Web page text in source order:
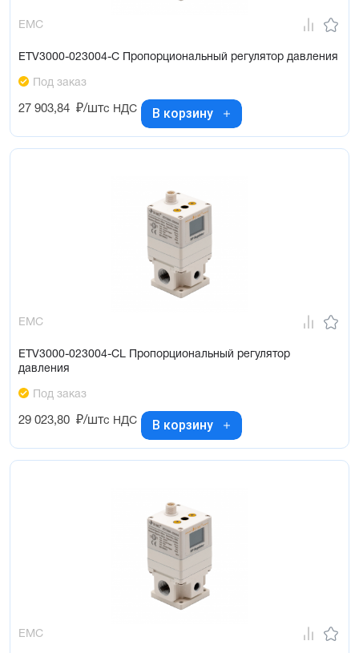
EMC
ETV3000-023004-C Пропорциональный регулятор давления
Под заказ
27 903,84 ₽/штс НДС В корзину
EMC
ETV3000-023004-CL Пропорциональный регулятор
давления
Под заказ
29 023,80 ₽/штс НДС В корзину
EMC